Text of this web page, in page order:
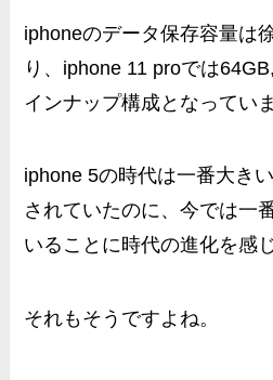
iphoneのデータ保存容量は
り、iphone 11 proでは
インナップ構成となってい
iphone 5の時代は一番大き
されていたのに、今では一
いることに時代の進化を感
それもそうですよね。